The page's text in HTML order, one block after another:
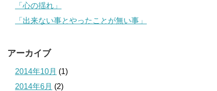
「心の揺れ」
「出来ない事とやったことが無い事」
アーカイブ
2014年10月 (1)
2014年6月 (2)